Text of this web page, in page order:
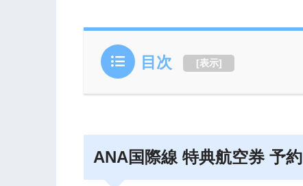
目次 [表示]
ANA国際線 特典航空券 予